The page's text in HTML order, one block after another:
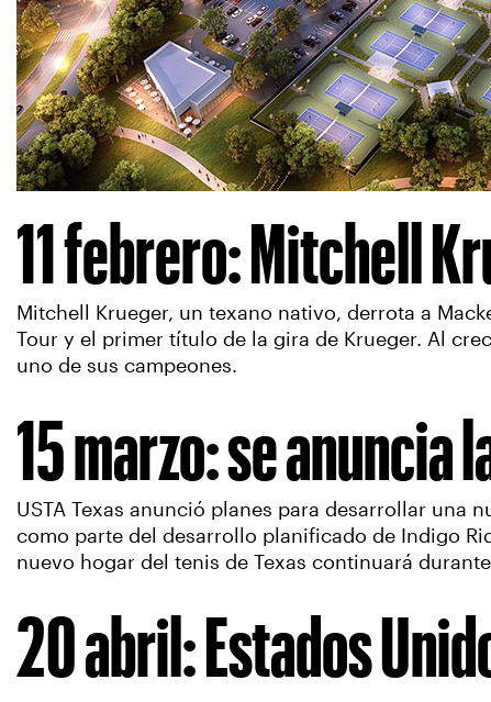
11 febrero: Mitchell
Mitchell Krueger, un texano nativo, derrota a
Tour y el primer título de la gira de Krueger. Al
uno de sus campeones.
15 marzo: se anuncia
USTA Texas anunció planes para desarrollar una
como parte del desarrollo planificado de Indigo
nuevo hogar del tenis de Texas continuará
20 abril: Estados